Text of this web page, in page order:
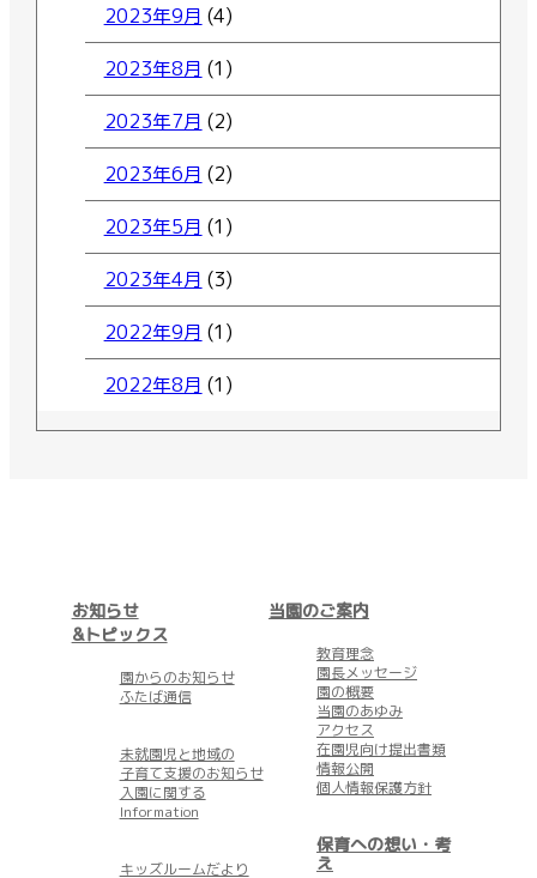
2023年9月 (4)
2023年8月 (1)
2023年7月 (2)
2023年6月 (2)
2023年5月 (1)
2023年4月 (3)
2022年9月 (1)
2022年8月 (1)
お知らせ
&トピックス
園からのお知らせ
ふたば通信
未就園児と地域の
子育て支援のお知らせ
入園に関する
Information
キッズルームだより
当園のご案内
教育理念
園長メッセージ
園の概要
当園のあゆみ
アクセス
在園児向け提出書類
情報公開
個人情報保護方針
保育への想い・考
え